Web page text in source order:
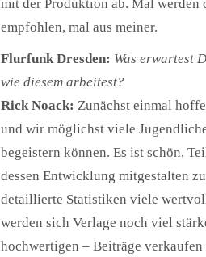
mit der Produktion ab. Mal werden
empfohlen, mal aus meiner.
Flurfunk Dresden: Was erwartest
wie diesem arbeitest?
Rick Noack: Zunächst einmal
und wir möglichst viele
begeistern können. Es ist schön,
dessen Entwicklung mitgestalten
detaillierte Statistiken viele
werden sich Verlage noch viel
hochwertigen – Beiträge